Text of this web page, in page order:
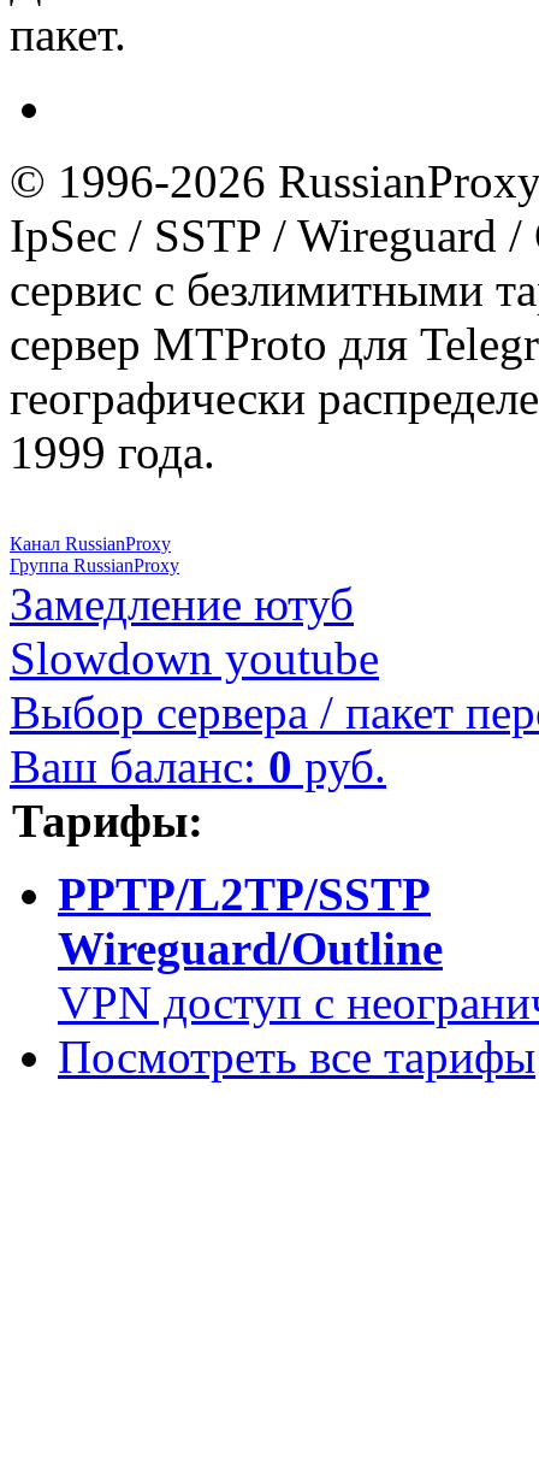
пакет.
© 1996-2026
IpSec / SSTP / Wireguard
сервис с безлимитными
сервер MTProto для
географически
1999 года.
Канал RussianProxy
Группа RussianProxy
Замедление ютуб
Slowdown youtube
Выбор сервера / пакет
Ваш баланс: 0 руб.
Тарифы:
PPTP/L2TP/SSTP
Wireguard/Outline
VPN доступ с
Посмотреть все тарифы